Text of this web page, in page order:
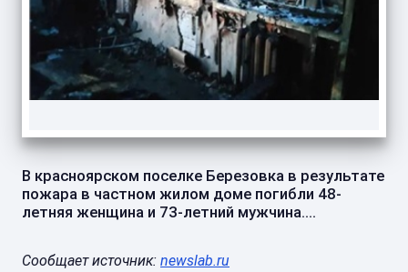
В красноярском поселке Березовка в результате
пожара в частном жилом доме погибли 48-
летняя женщина и 73-летний мужчина....
Сообщает источник: newslab.ru